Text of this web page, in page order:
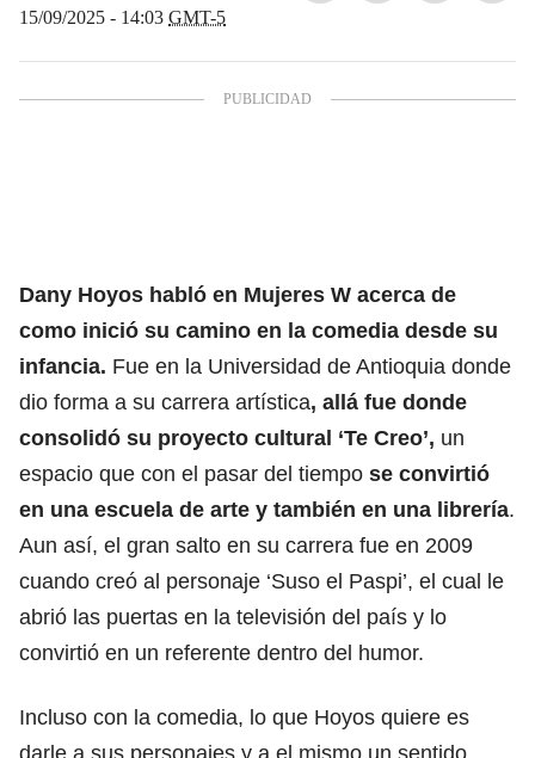
15/09/2025 - 14:03 GMT-5
Dany Hoyos habló en Mujeres W acerca de
como inició su camino en la comedia desde su
infancia. Fue en la Universidad de Antioquia donde
dio forma a su carrera artística, allá fue donde
consolidó su proyecto cultural ‘Te Creo’, un
espacio que con el pasar del tiempo se convirtió
en una escuela de arte y también en una librería.
Aun así, el gran salto en su carrera fue en 2009
cuando creó al personaje ‘Suso el Paspi’, el cual le
abrió las puertas en la televisión del país y lo
convirtió en un referente dentro del humor.
Incluso con la comedia, lo que Hoyos quiere es
darle a sus personajes y a el mismo un sentido